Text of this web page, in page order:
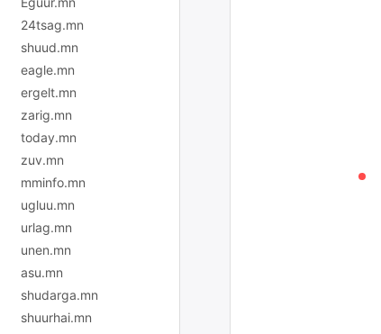
24tsag.mn
shuud.mn
eagle.mn
ergelt.mn
zarig.mn
today.mn
zuv.mn
mminfo.mn
ugluu.mn
urlag.mn
unen.mn
asu.mn
shudarga.mn
shuurhai.mn